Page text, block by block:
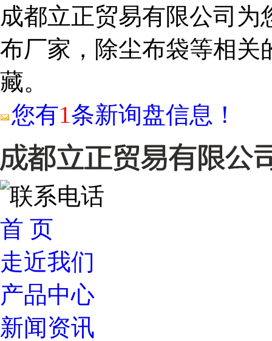
成都立正贸易有限公司为
布厂家，除尘布袋等相关
藏。
您有1条新询盘信息！
首 页
走近我们
产品中心
新闻资讯